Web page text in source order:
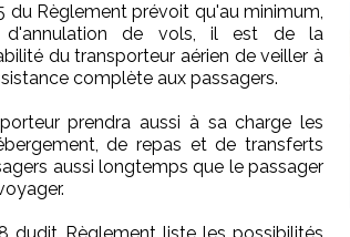
du Règlement prévoit qu'au minimum,
de vols, il est de la
du transporteur aérien de veiller à
complète aux passagers.
prendra aussi à sa charge les
de repas et de transferts
aussi longtemps que le passager